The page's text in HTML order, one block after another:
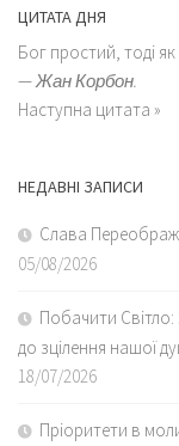
ЦИТАТА ДНЯ
Бог простий, тоді
—Жан Корбон.
Наступна цитата »
НЕДАВНІ ЗАПИСИ
Слава
05/08/2026
Побачити Світло:
до зцілення нашої
18/07/2026
Пріоритети в